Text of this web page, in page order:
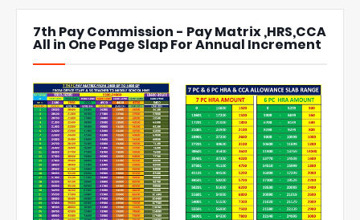
7th Pay Commission - Pay Matrix ,HRS,CCA
All in One Page Slap For Annual Increment